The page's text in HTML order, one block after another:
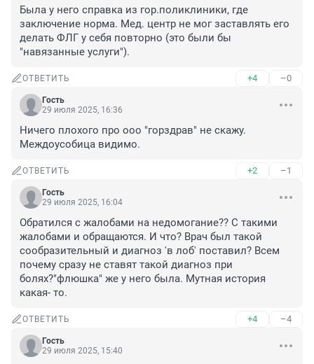
Была у него справка из гор.поликлиники, где
заключение норма. Мед. центр не мог заставлять его
делать ФЛГ у себя повторно (это были бы
"навязанные услуги").
ОТВЕТИТЬ +4 –0
Гость
29 июля 2025, 16:36
Ничего плохого про ооо "горздрав" не скажу.
Междоусобица видимо.
ОТВЕТИТЬ +2 –1
Гость
29 июля 2025, 16:04
Обратился с жалобами на недомогание?? С такими
жалобами и обращаются. И что? Врач был такой
сообразительный и диагноз 'в лоб' поставил? Всем
почему сразу не ставят такой диагноз при
болях?"флюшка" же у него была. Мутная история
какая- то.
ОТВЕТИТЬ +4 –4
Гость
29 июля 2025, 15:40